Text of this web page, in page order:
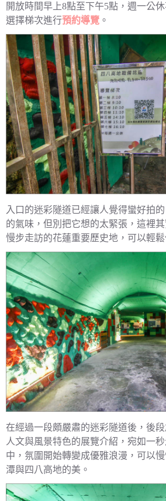
開放時間早上8點至下午5點，週一公
選擇梯次進行預約導覽 。
入口的迷彩隧道已經讓人覺得蠻好拍
的氣味，但別把它想的太緊張，這裡
慢步走訪的花蓮重要歷史地，可以輕鬆
在經過一段頗嚴肅的迷彩隧道後，後
人文與風景特色的展覽介紹，宛如一
中，氛圍開始轉變成優雅浪漫，可以
潭與四八高地的美。